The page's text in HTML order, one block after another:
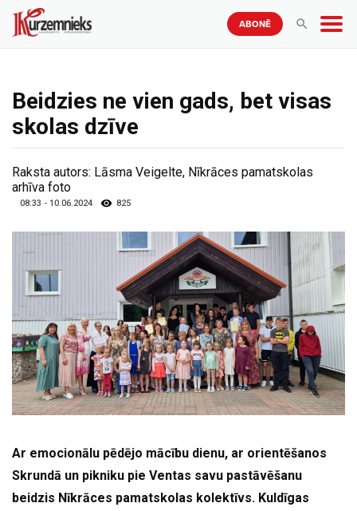
ABONĒ
Beidzies ne vien gads, bet visas
skolas dzīve
Raksta autors: Lāsma Veigelte, Nīkrāces pamatskolas
arhīva foto
08:33 - 10.06.2024 825
Ar emocionālu pēdējo mācību dienu, ar orientēšanos
Skrundā un pikniku pie Ventas savu pastāvēšanu
beidzis Nīkrāces pamatskolas kolektīvs. Kuldīgas